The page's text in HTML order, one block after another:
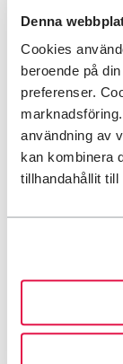
Denna
Cookies
beroende på
preferenser.
användning av
kan kombinera
tillhandahållit till